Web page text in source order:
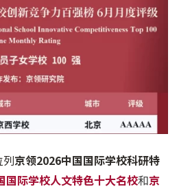
列京领2026中国国际学校科研特
国际学校人文特色十大名校和京